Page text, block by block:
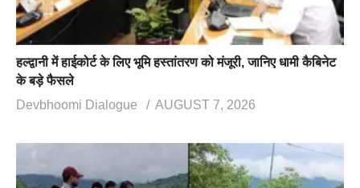
हल्द्वानी में हाईकोर्ट के लिए भूमि हस्तांतरण को मंजूरी, जानिए धामी कैबिनेट
के बड़े फैसले
Devbhoomi Dialogue
AUGUST 7, 2026